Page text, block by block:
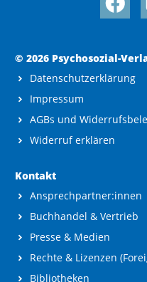
© 2026 Psychosozial-
Datenschutzerklärung
Impressum
AGBs und
Widerruf erklären
Kontakt
Ansprechpartner:innen
Buchhandel & Vertrieb
Presse & Medien
Rechte & Lizenzen
Bibliotheken